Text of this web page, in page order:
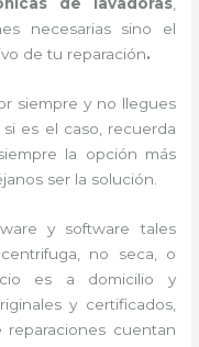
necesarias sino el
de tu reparación.
siempre y no llegues
es el caso, recuerda
la opción más
ser la solución.
y software tales
no seca, o
es a domicilio y
y certificados,
cuentan